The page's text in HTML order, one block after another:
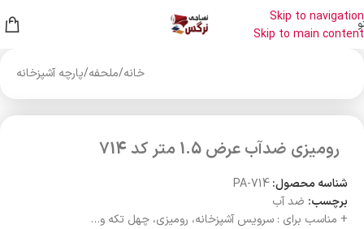
Skip to navigation
Skip to main content
خانه/ملحفه/پارچه آشپزخانه
رومیزی ضدآب عرض 1.5 متر کد 714
شناسه محصول:PA-714
برچسب: ضد آب
+ مناسب برای : سرویس آشپزخانه، رومیزی، چهل تکه و…